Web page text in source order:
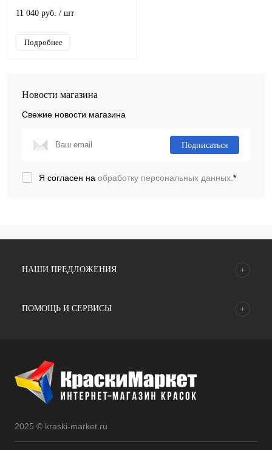
11 040 руб. / шт
Подробнее
Новости магазина
Свежие новости магазина
Подписаться
Я согласен на обработку персональных данных.*
НАШИ ПРЕДЛОЖЕНИЯ
ПОМОЩЬ И СЕРВИСЫ
2025 © kraski-market.ru